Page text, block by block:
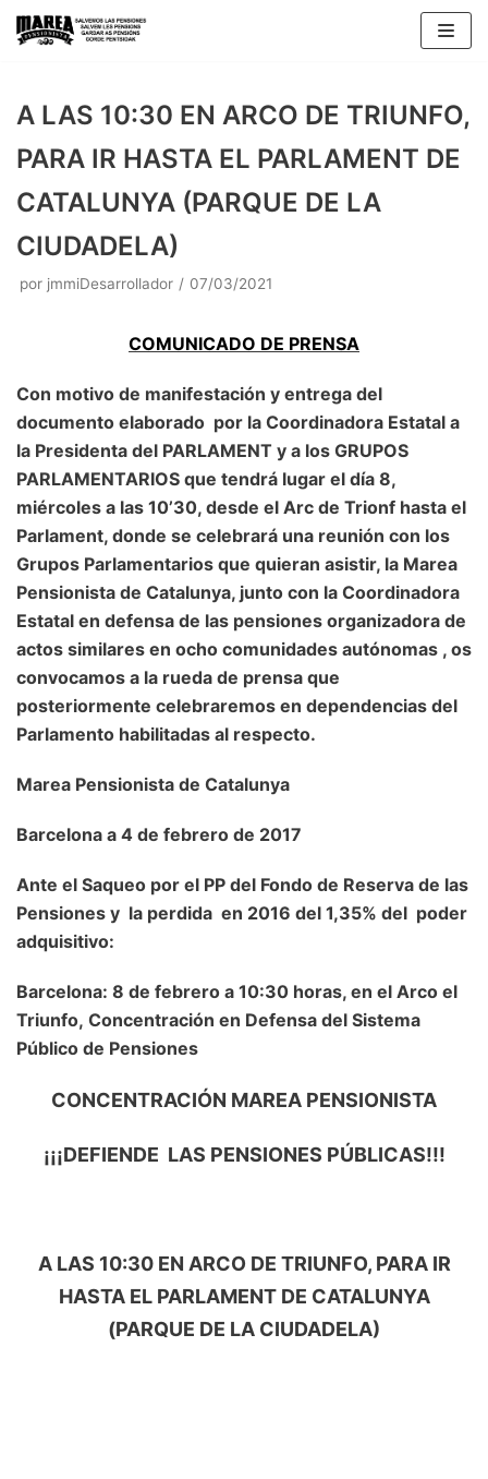
Saltar
A LAS 10:30 EN ARCO DE TRIUNFO,
PARA IR HASTA EL PARLAMENT DE
CATALUNYA (PARQUE DE LA
CIUDADELA)
por jmmiDesarrollador 07/03/2021
COMUNICADO DE PRENSA
Con motivo de manifestación y entrega del
documento elaborado por la Coordinadora Estatal a
la Presidenta del PARLAMENT y a los GRUPOS
PARLAMENTARIOS que tendrá lugar el día 8,
miércoles a las 10’30, desde el Arc de Trionf hasta el
Parlament, donde se celebrará una reunión con los
Grupos Parlamentarios que quieran asistir, la Marea
Pensionista de Catalunya, junto con la Coordinadora
Estatal en defensa de las pensiones organizadora de
actos similares en ocho comunidades autónomas , os
convocamos a la rueda de prensa que
posteriormente celebraremos en dependencias del
Parlamento habilitadas al respecto.
Marea Pensionista de Catalunya
Barcelona a 4 de febrero de 2017
Ante el Saqueo por el PP del Fondo de Reserva de las
Pensiones y la perdida en 2016 del 1,35% del poder
adquisitivo:
Barcelona: 8 de febrero a 10:30 horas, en el Arco el
Triunfo, Concentración en Defensa del Sistema
Público de Pensiones
CONCENTRACIÓN MAREA PENSIONISTA
¡¡¡DEFIENDE LAS PENSIONES PÚBLICAS!!!
A LAS 10:30 EN ARCO DE TRIUNFO, PARA IR
HASTA EL PARLAMENT DE CATALUNYA
(PARQUE DE LA CIUDADELA)